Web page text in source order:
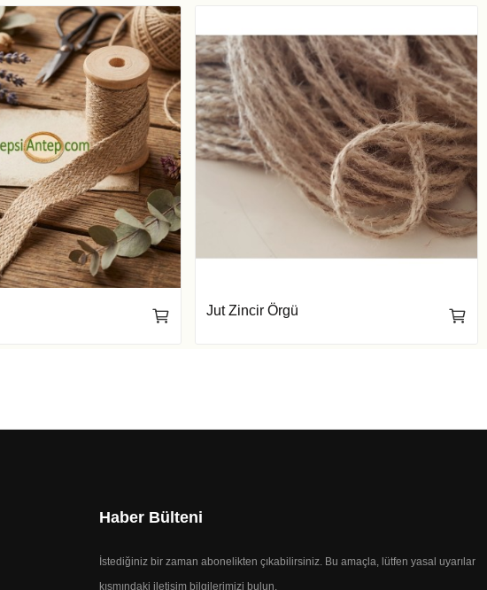
Jut Zincir Örgü
Haber Bülteni
İstediğiniz bir zaman abonelikten çıkabilirsiniz. Bu amaçla, lütfen yasal uyarılar
kısmındaki iletişim bilgilerimizi bulun.